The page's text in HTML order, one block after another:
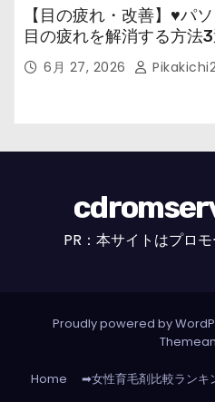
【目の疲れ・改善】♥パ
目の疲れを解消する方法
市の女性・美容鍼灸・整
6月 27, 2026
PR：本サイトはプロ
Proudly powered by
Home ➡女性育毛剤比較ランキ